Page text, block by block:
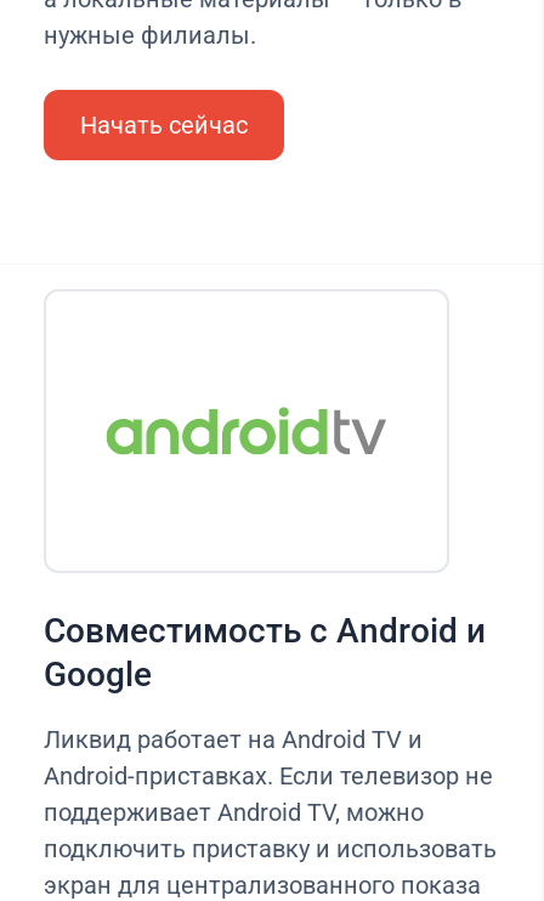
нужные филиалы.
Начать сейчас
Совместимость с Android и
Google
Ликвид работает на Android TV и
Android-приставках. Если телевизор не
поддерживает Android TV, можно
подключить приставку и использовать
экран для централизованного показа